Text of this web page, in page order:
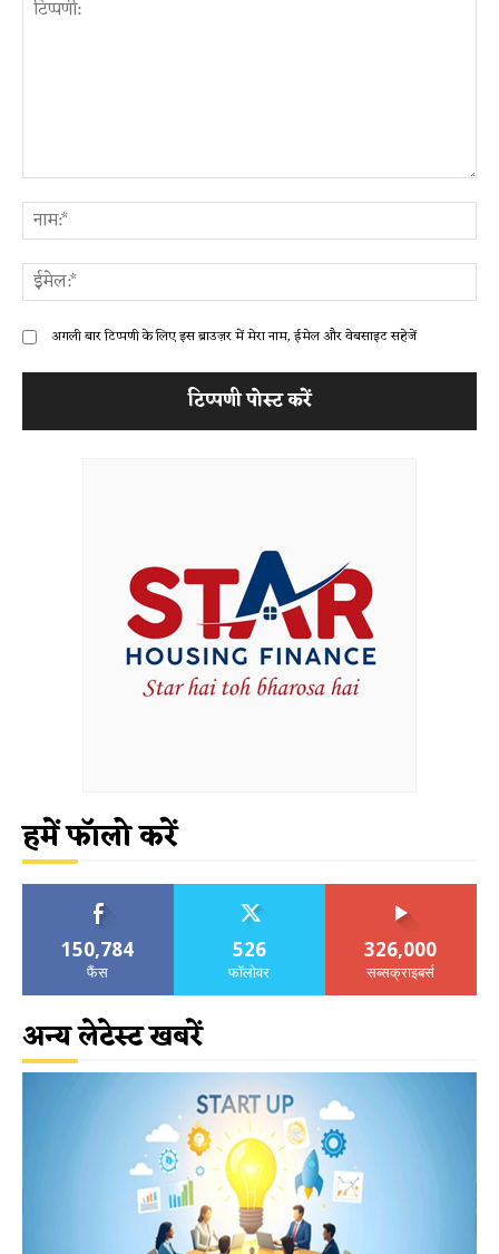
अगली बार टिप्पणी के लिए इस ब्राउज़र में मेरा नाम, ईमेल और वेबसाइट सहेजें
हमें फॉलो करें
150,784
फैंस
526
फॉलोवर
326,000
सब्सक्राइबर्स
अन्य लेटेस्ट खबरें